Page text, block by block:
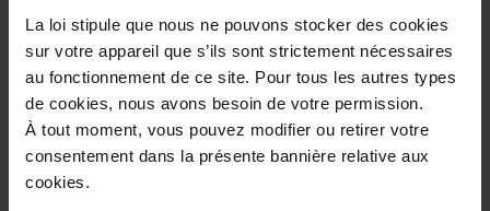
La loi stipule que nous ne pouvons stocker des cookies
sur votre appareil que s’ils sont strictement nécessaires
au fonctionnement de ce site. Pour tous les autres types
de cookies, nous avons besoin de votre permission.
À tout moment, vous pouvez modifier ou retirer votre
consentement dans la présente bannière relative aux
cookies.
Description
Conseil d'utilisation